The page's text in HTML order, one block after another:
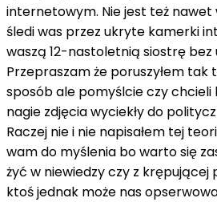
internetowym. Nie jest też nawet
śledi was przez ukryte kamerki
waszą 12-nastoletnią siostrę
Przepraszam że poruszyłem tak
sposób ale pomyślcie czy chcieli
nagie zdjęcia wyciekły do
Raczej nie i nie napisałem tej
wam do myślenia bo warto się
żyć w niewiedzy czy z krępującej
ktoś jednak może nas